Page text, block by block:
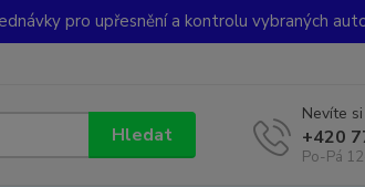
pro upřesnění a kontrolu vybraných
Hledat
Nevíte
+420
Po-Pá